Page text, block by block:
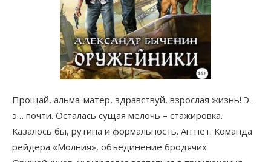
Прощай, альма-матер, здравствуй, взрослая жизнь! Э-
э… почти. Осталась сущая мелочь – стажировка.
Казалось бы, рутина и формальность. Ан нет. Команда
рейдера «Молния», объединение бродячих